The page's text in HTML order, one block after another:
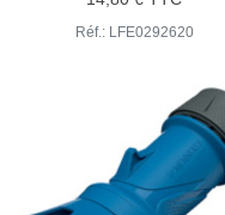
Réf.: LFE0292620